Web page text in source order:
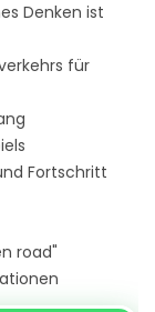
Denken ist
für
Fortschritt
road"